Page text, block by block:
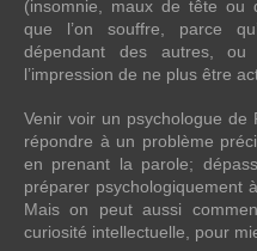
(insomnie, maux de tête
que l’on souffre, parce
dépendant des autres,
l’impression de ne plus être
Venir voir un psychologue de
répondre à un problème
en prenant la parole;
préparer psychologiquement
Mais on peut aussi
curiosité intellectuelle, pour